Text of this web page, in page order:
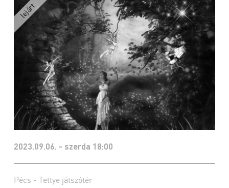
2023.09.06. - szerda 18:00
Pécs - Tettye játszótér